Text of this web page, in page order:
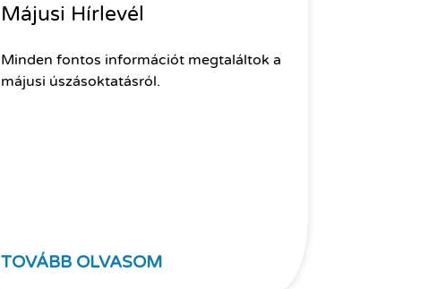
Májusi Hírlevél
Minden fontos információt megtaláltok a
májusi úszásoktatásról.
TOVÁBB OLVASOM